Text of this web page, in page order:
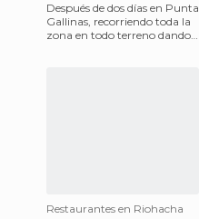
Después de dos días en Punta
Gallinas, recorriendo toda la
zona en todo terreno dando
Restaurantes en Riohacha